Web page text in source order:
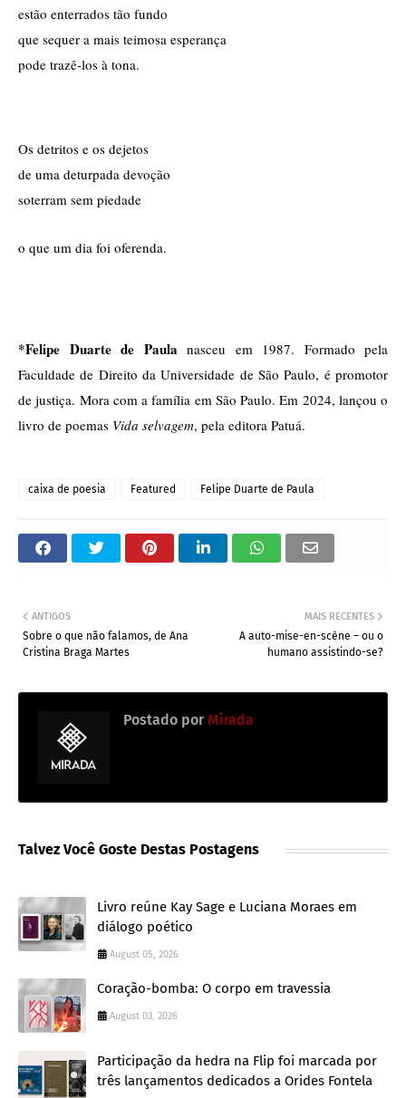
estão enterrados tão fundo
que sequer a mais teimosa esperança
pode trazê-los à tona.
Os detritos e os dejetos
de uma deturpada devoção
soterram sem piedade
o que um dia foi oferenda.
*Felipe Duarte de Paula nasceu em 1987. Formado pela
Faculdade de Direito da Universidade de São Paulo, é promotor
de justiça. Mora com a família em São Paulo. Em 2024, lançou o
livro de poemas Vida selvagem, pela editora Patuá.
caixa de poesia Featured Felipe Duarte de Paula
MAIS RECENTES
A auto-mise-en-scène – ou o
humano assistindo-se?
ANTIGOS
Sobre o que não falamos, de Ana
Cristina Braga Martes
Postado por Mirada
Talvez Você Goste Destas Postagens
Livro reúne Kay Sage e Luciana Moraes em
diálogo poético
August 05, 2026
Coração-bomba: O corpo em travessia
August 03, 2026
Participação da hedra na Flip foi marcada por
três lançamentos dedicados a Orides Fontela